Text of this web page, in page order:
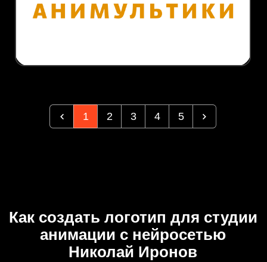
1 2 3 4 5
Как создать логотип для студии
анимации с нейросетью
Николай Иронов